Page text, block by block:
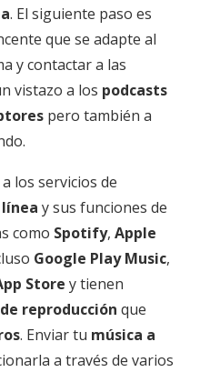
. El siguiente paso es
que se adapte al
y contactar a las
vistazo a los podcasts
pero también a
los servicios de
y sus funciones de
como Spotify, Apple
Google Play Music,
Store y tienen
reproducción que
. Enviar tu música a
a través de varios